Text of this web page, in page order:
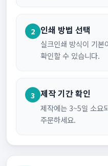
2 인쇄 방법 선택
실크인쇄 방식이 기본
확인할 수 있습니다.
3 제작 기간 확인
제작에는 3~5일 소요
주문하세요.